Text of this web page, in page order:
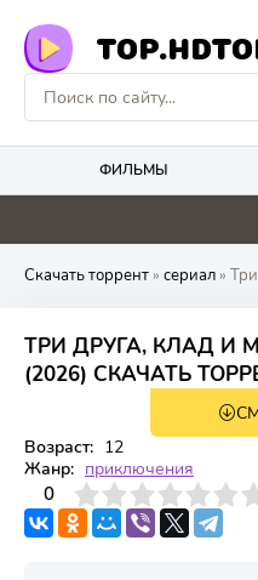
ФИЛЬМЫ
0 0
Скачать торрент» сериал»
ТРИ ДРУГА, КЛАД И
(2026) СКАЧАТЬ
1 сезон 12
Возраст: 12
Жанр: приключения
0
4 6 7 8 9 10